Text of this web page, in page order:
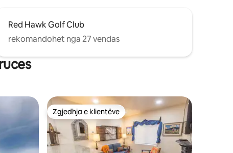
Red Hawk Golf Club
rekomandohet nga 27 vendas
Zgjedhja e klientëve
Zgjedhja e klientëve